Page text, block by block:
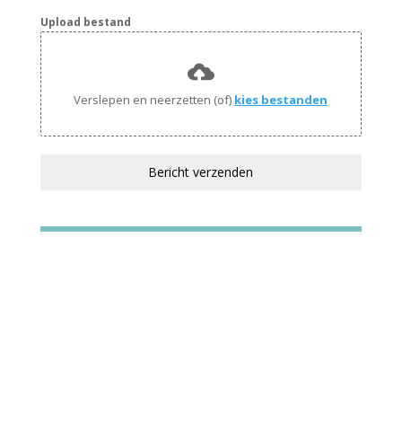
Upload bestand
Verslepen en neerzetten (of) kies bestanden
Bericht verzenden